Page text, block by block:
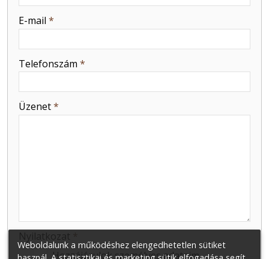
-
E-mail *
Telefonszám *
Üzenet*
Nyilatkozat
Hozzájárulok személyes adataim
Weboldalunk a működéshez elengedhetetlen sütiket